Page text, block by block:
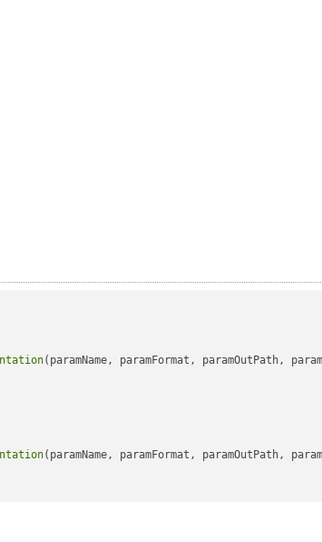
(paramName, paramFormat, paramOutPath,
(paramName, paramFormat, paramOutPath,